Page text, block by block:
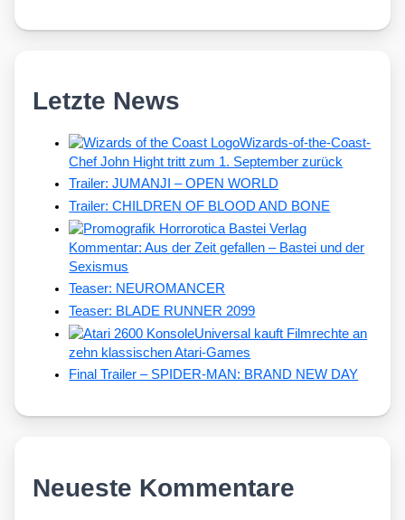
Letzte News
Wizards-of-the-Coast-
Chef John Hight tritt zum 1. September zurück
Trailer: JUMANJI – OPEN WORLD
Trailer: CHILDREN OF BLOOD AND BONE
Kommentar: Aus der Zeit gefallen – Bastei und der
Sexismus
Teaser: NEUROMANCER
Teaser: BLADE RUNNER 2099
Universal kauft Filmrechte an
zehn klassischen Atari-Games
Final Trailer – SPIDER-MAN: BRAND NEW DAY
Neueste Kommentare